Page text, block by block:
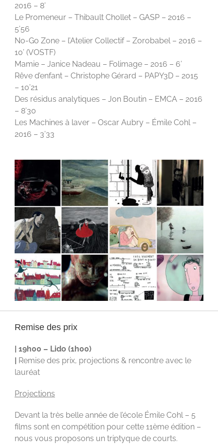
2016 – 8’
Le Promeneur – Thibault Chollet – GASP – 2016 –
5’56
No-Go Zone – l’Atelier Collectif – Zorobabel – 2016 –
10’ (VOSTF)
Mamie – Janice Nadeau – Folimage – 2016 – 6’
Rêve d’enfant – Christophe Gérard – PAPY3D – 2015
– 10’21
Des résidus analytiques – Jon Boutin – EMCA – 2016
– 8’30
Les Machines à laver – Oscar Aubry – Émile Cohl –
2016 – 3’33
Remise des prix
| 19h00 – Lido (1h00)
Remise des prix, projections & rencontre avec le
lauréat
Projections
Devant la très belle année de l’école Émile Cohl – 5
films sont en compétition pour cette 11ème édition –
nous vous proposons un triptyque de courts.